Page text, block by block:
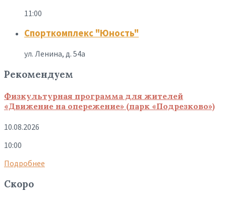
11:00
Спорткомплекс "Юность"
ул. Ленина, д. 54а
Рекомендуем
Физкультурная программа для жителей
«Движение на опережение» (парк «Подрезково»)
10.08.2026
10:00
Подробнее
Скоро